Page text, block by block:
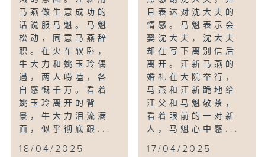
马燕做生意成功的
话说服马魁。马魁
松动，同意马燕辞
职。在火车软卧，
牛大力和姚玉玲偶
遇，两人唠嗑，各
自感慨千万。看着
姚玉玲离开的背
景，牛大力泪流满
面，似乎彻底跟...
18/04/2025
且表达对沈大夫的
情感。马魁表示会
娶沈大夫，沈大夫
却在写下离别信后
离开。汪新马燕的
婚礼在大院举行，
马燕和汪新跪地给
汪父和马魁敬茶，
看着眼前的一对新
人，马魁心中感...
17/04/2025